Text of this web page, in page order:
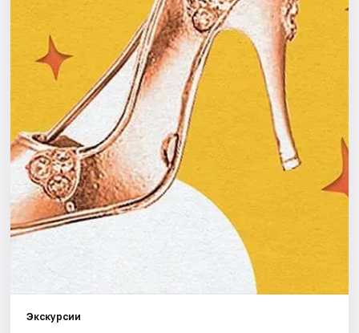
Города
Площадки
Артисты
Рейтинги
Экскурсии